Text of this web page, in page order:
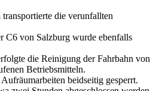
die verunfallten
von Salzburg wurde ebenfalls
die Reinigung der Fahrbahn von
Betriebsmitteln.
beidseitig gesperrt.